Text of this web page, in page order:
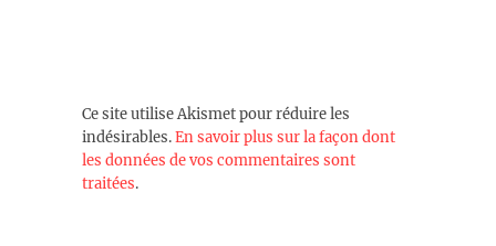
Ce site utilise Akismet pour réduire les
indésirables.En savoir plus sur la façon dont
les données de vos commentaires sont
traitées.